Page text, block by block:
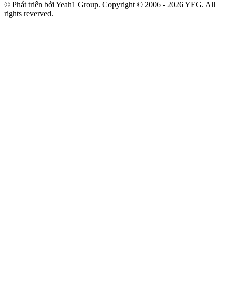
© Phát triển bởi Yeah1 Group. Copyright © 2006 - 2026 YEG. All
rights reverved.